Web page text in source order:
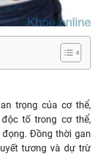
trọng của cơ thể,
tố trong cơ thể,
Đồng thời gan
tương và dự trừ